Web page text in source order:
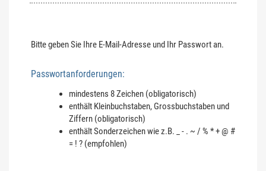
Bitte geben Sie Ihre E-Mail-Adresse und Ihr Passwort an.
Passwortanforderungen:
mindestens 8 Zeichen (obligatorisch)
enthält Kleinbuchstaben, Grossbuchstaben und
Ziffern (obligatorisch)
enthält Sonderzeichen wie z.B. _ - . ~ / % * + @ #
= ! ? (empfohlen)